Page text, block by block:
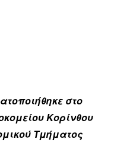
στο
Κορίνθου
Τμήματος